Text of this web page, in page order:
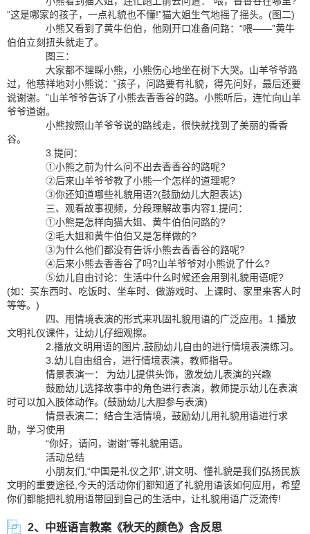
“这是哪家的孩子，一点礼貌也不懂!”猫大姐生气地摇了摇头。(图二)
小熊又看到了黄牛伯伯，他刚开口准备问路：“喂——”黄牛
伯伯立刻扭头就走了。
图三：
大家都不理睬小熊，小熊伤心地坐在树下大哭。山羊爷爷路
过，他慈祥地对小熊说：“孩子，问路要有礼貌，得先问好，最后还要
说谢谢。”山羊爷爷告诉了小熊去香香谷的路。小熊听后，连忙向山羊
爷爷道谢。
小熊按照山羊爷爷说的路线走，很快就找到了美丽的香香
谷。
3.提问：
①小熊之前为什么问不出去香香谷的路呢?
②后来山羊爷爷教了小熊一个怎样的道理呢?
③你还知道哪些礼貌用语?(鼓励幼儿大胆表达)
三、观看故事视频，分段理解故事内容1.提问：
①小熊是怎样向猫大姐、黄牛伯伯问路的?
②毛大姐和黄牛伯伯又是怎样做的?
③为什么他们都没有告诉小熊去香香谷的路呢?
④后来小熊去香香谷了吗?山羊爷爷对小熊说了什么?
⑤幼儿自由讨论：生活中什么时候还会用到礼貌用语呢?
(如：买东西时、吃饭时、坐车时、做游戏时、上课时、家里来客人时
等等。)
四、用情境表演的形式来巩固礼貌用语的广泛应用。1.播放
文明礼仪课件，让幼儿仔细观擦。
2.播放文明用语的图片,鼓励幼儿自由的进行情境表演练习。
3.幼儿自由组合，进行情境表演，教师指导。
情景表演一： 为幼儿提供头饰，激发幼儿表演的兴趣
鼓励幼儿选择故事中的角色进行表演，教师提示幼儿在表演
时可以加入肢体动作。(鼓励幼儿大胆参与表演)
情景表演二：结合生活情境，鼓励幼儿用礼貌用语进行求
助，学习使用
“你好，请问，谢谢”等礼貌用语。
活动总结
小朋友们,“中国是礼仪之邦”,讲文明、懂礼貌是我们弘扬民族
文明的重要途径,今天的活动你们都知道了礼貌用语该如何应用，希望
你们都能把礼貌用语带回到自己的生活中，让礼貌用语广泛流传!
2、中班语言教案《秋天的颜色》含反思